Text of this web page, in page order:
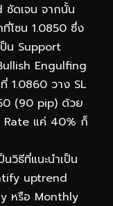
ดเจน จากนั้น
โซน 1.0850 ซึ่ง
น Support
Engulfing
1.0860 วาง SL
(90 pip) ด้วย
Rate แค่ 40% ก็
วิธีที่แนะนำเป็น
uptrend
หรือ Monthly